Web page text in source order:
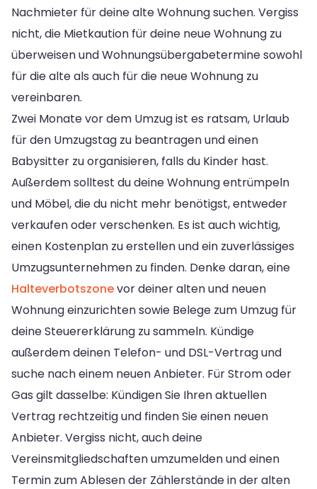
Nachmieter für deine alte Wohnung suchen. Vergiss
nicht, die Mietkaution für deine neue Wohnung zu
überweisen und Wohnungsübergabetermine sowohl
für die alte als auch für die neue Wohnung zu
vereinbaren.
Zwei Monate vor dem Umzug ist es ratsam, Urlaub
für den Umzugstag zu beantragen und einen
Babysitter zu organisieren, falls du Kinder hast.
Außerdem solltest du deine Wohnung entrümpeln
und Möbel, die du nicht mehr benötigst, entweder
verkaufen oder verschenken. Es ist auch wichtig,
einen Kostenplan zu erstellen und ein zuverlässiges
Umzugsunternehmen zu finden. Denke daran, eine
Halteverbotszonevor deiner alten und neuen
Wohnung einzurichten sowie Belege zum Umzug für
deine Steuererklärung zu sammeln. Kündige
außerdem deinen Telefon- und DSL-Vertrag und
suche nach einem neuen Anbieter. Für Strom oder
Gas gilt dasselbe: Kündigen Sie Ihren aktuellen
Vertrag rechtzeitig und finden Sie einen neuen
Anbieter. Vergiss nicht, auch deine
Vereinsmitgliedschaften umzumelden und einen
Termin zum Ablesen der Zählerstände in der alten